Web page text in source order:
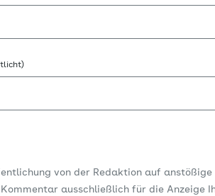
von der Redaktion auf
ausschließlich für die Anzeige